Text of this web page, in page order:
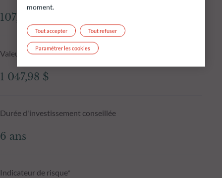
107,17 M$
Valeur liquidative au 03.08.2026
1 047,98 $
Durée d'investissement conseillée
6 ans
Indicateur de risque*
moment.
Tout refuser
Tout accepter
Paramétrer les cookies